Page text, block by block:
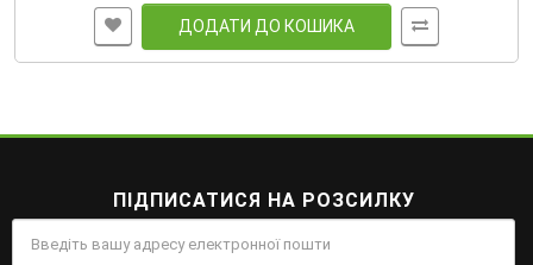
ДОДАТИ ДО КОШИКА
ПІДПИСАТИСЯ НА РОЗСИЛКУ